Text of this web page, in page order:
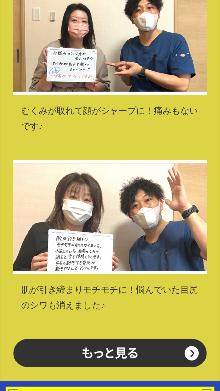
むくみが取れて顔がシャープに！痛みもない
です♪
肌が引き締まりモチモチに！悩んでいた目尻
のシワも消えました♪